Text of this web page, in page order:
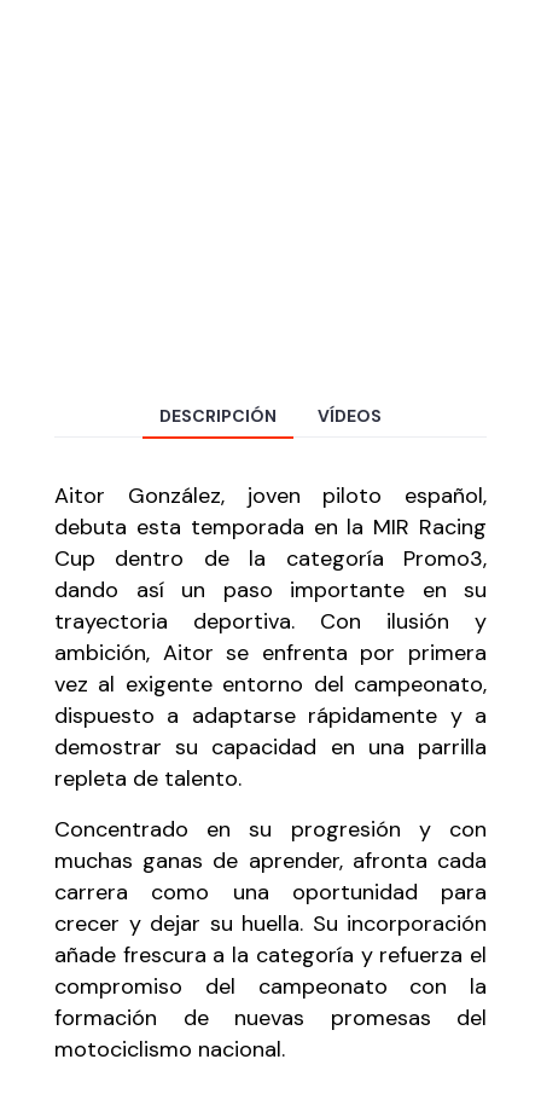
DESCRIPCIÓN VÍDEOS
Aitor González, joven piloto español,
debuta esta temporada en la MIR Racing
Cup dentro de la categoría Promo3,
dando así un paso importante en su
trayectoria deportiva. Con ilusión y
ambición, Aitor se enfrenta por primera
vez al exigente entorno del campeonato,
dispuesto a adaptarse rápidamente y a
demostrar su capacidad en una parrilla
repleta de talento.
Concentrado en su progresión y con
muchas ganas de aprender, afronta cada
carrera como una oportunidad para
crecer y dejar su huella. Su incorporación
añade frescura a la categoría y refuerza el
compromiso del campeonato con la
formación de nuevas promesas del
motociclismo nacional.